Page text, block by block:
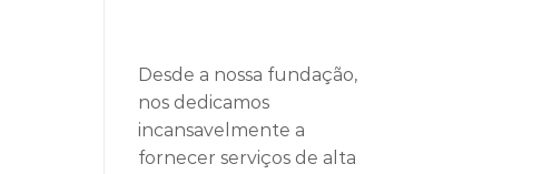
Desde a nossa fundação,
nos dedicamos
incansavelmente a
fornecer serviços de alta